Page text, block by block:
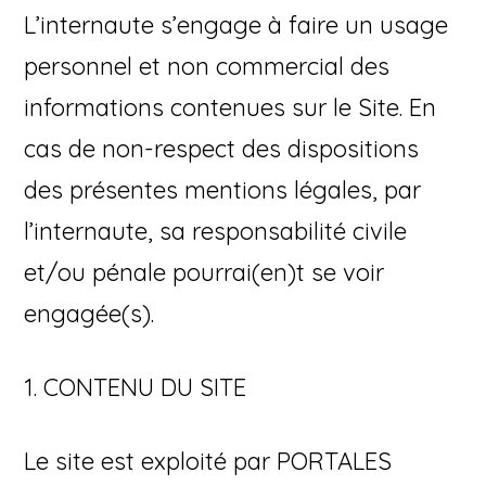
L’internaute s’engage à faire un usage
personnel et non commercial des
informations contenues sur le Site. En
cas de non-respect des dispositions
des présentes mentions légales, par
l’internaute, sa responsabilité civile
et/ou pénale pourrai(en)t se voir
engagée(s).
1. CONTENU DU SITE
Le site est exploité par PORTALES